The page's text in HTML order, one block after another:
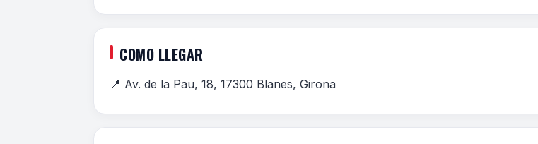
COMO LLEGAR
📍 Av. de la Pau, 18, 17300 Blanes, Girona